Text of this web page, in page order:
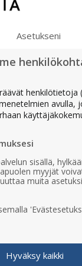
vain
Asetukseni
henkilötietoja
avulla,
sisällä,
myyjät
muita
Hyväksy kaikki